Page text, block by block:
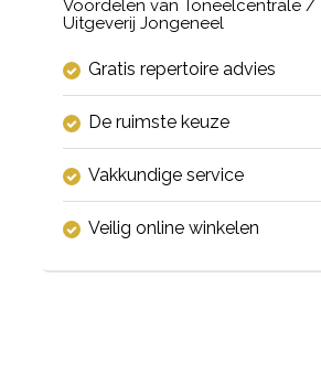
Voordelen van Toneelcentrale /
Uitgeverij Jongeneel
Gratis repertoire advies
De ruimste keuze
Vakkundige service
Veilig online winkelen